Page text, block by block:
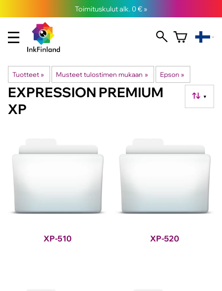
Toimituskulut alk. 0 € »
Tuotteet ‪» Musteet tulostimen mukaan ‪» Epson ‪»
▼
EXPRESSION PREMIUM
XP
XP-510 XP-520